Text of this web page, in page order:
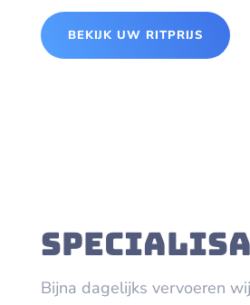
BEKIJK UW RITPRIJS
Bijna dagelijks vervoeren